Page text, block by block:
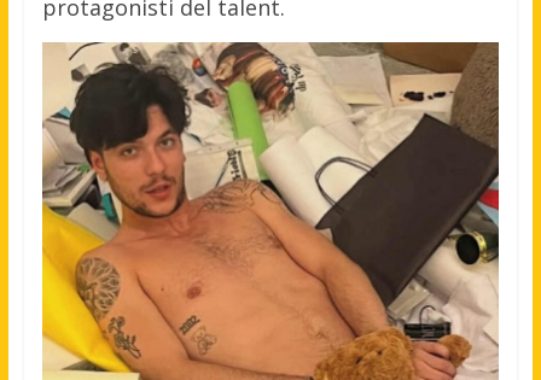
protagonisti del talent.